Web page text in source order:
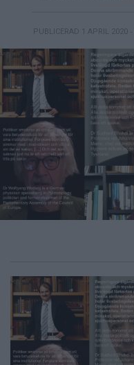
PUBLICERAD 1 APRIL 2020